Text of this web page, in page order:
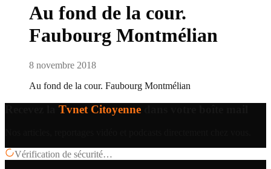
Au fond de la cour.
Faubourg Montmélian
8 novembre 2018
Au fond de la cour. Faubourg Montmélian
Tvnet Citoyenne
Vérification de sécurité…